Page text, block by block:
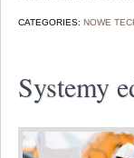
CATEGORIES: NOWE
Systemy